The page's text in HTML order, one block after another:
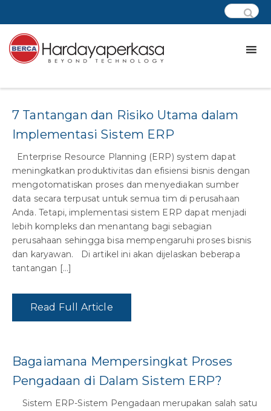
7 Tantangan dan Risiko Utama dalam
Implementasi Sistem ERP
Enterprise Resource Planning (ERP) system dapat
meningkatkan produktivitas dan efisiensi bisnis dengan
mengotomatiskan proses dan menyediakan sumber
data secara terpusat untuk semua tim di perusahaan
Anda. Tetapi, implementasi sistem ERP dapat menjadi
lebih kompleks dan menantang bagi sebagian
perusahaan sehingga bisa mempengaruhi proses bisnis
dan karyawan. Di artikel ini akan dijelaskan beberapa
tantangan […]
Read Full Article
Bagaiamana Mempersingkat Proses
Pengadaan di Dalam Sistem ERP?
Sistem ERP-Sistem Pengadaan merupakan salah satu